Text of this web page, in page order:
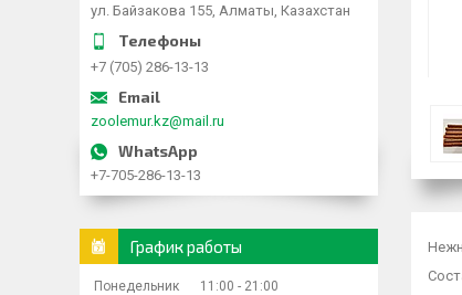
ул. Байзакова 155, Алматы, Казахстан
+7 (705) 286-13-13
zoolemur.kz@mail.ru
+7-705-286-13-13
График работы
Понедельник 11:00
21:00